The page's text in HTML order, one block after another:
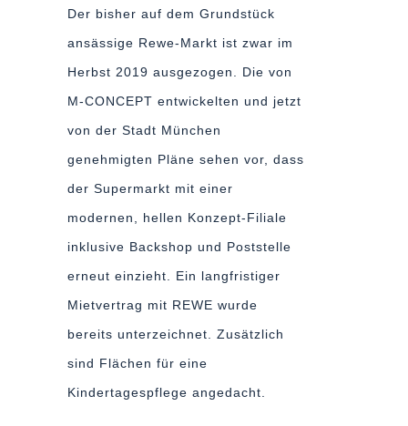
Der bisher auf dem Grundstück
ansässige Rewe-Markt ist zwar im
Herbst 2019 ausgezogen. Die von
M-CONCEPT entwickelten und jetzt
von der Stadt München
genehmigten Pläne sehen vor, dass
der Supermarkt mit einer
modernen, hellen Konzept-Filiale
inklusive Backshop und Poststelle
erneut einzieht. Ein langfristiger
Mietvertrag mit REWE wurde
bereits unterzeichnet. Zusätzlich
sind Flächen für eine
Kindertagespflege angedacht.